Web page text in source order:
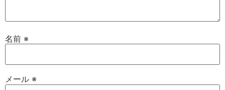
名前 ※
メール ※